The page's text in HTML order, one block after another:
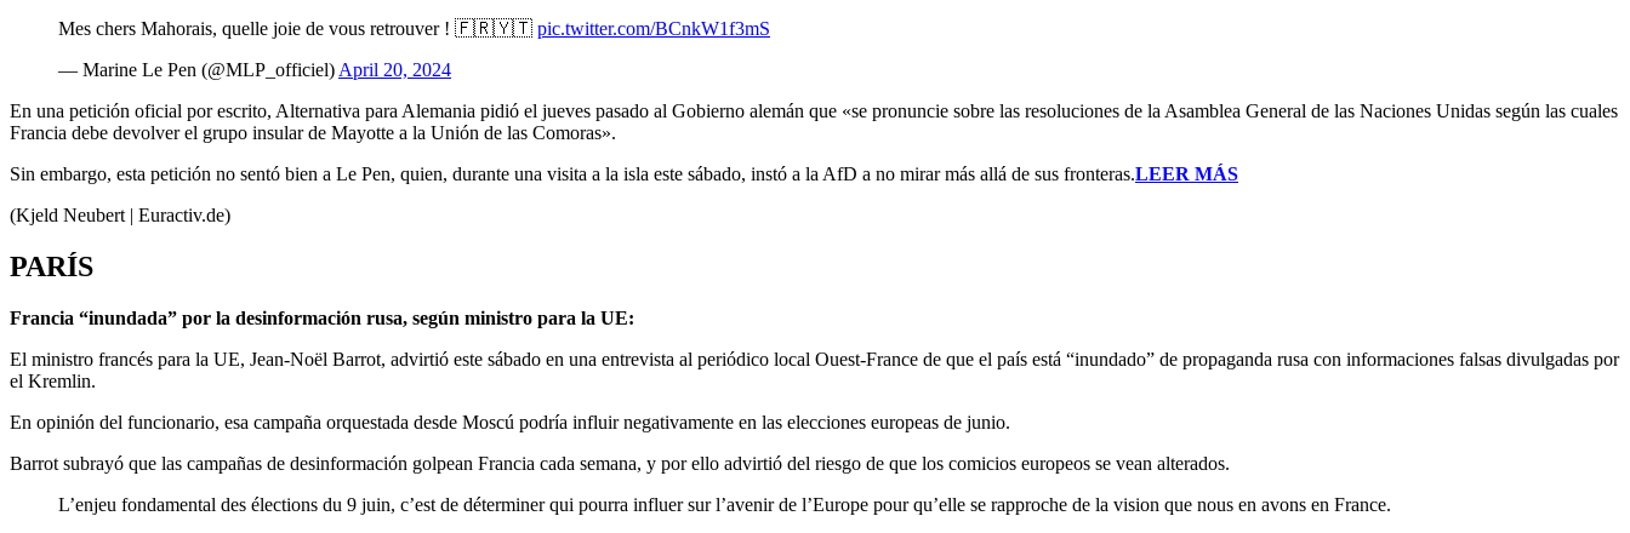
Mes chers Mahorais, quelle joie de vous retrouver ! 🇫🇷🇾🇹 pic.twitter.com/BCnkW1f3mS
— Marine Le Pen (@MLP_officiel) April 20, 2024
En una petición oficial por escrito, Alternativa para Alemania pidió el jueves pasado al Gobierno alemán que «se pronuncie sobre las resoluciones de la Asamblea General de las Naciones Unidas según las cuales
Francia debe devolver el grupo insular de Mayotte a la Unión de las Comoras».
Sin embargo, esta petición no sentó bien a Le Pen, quien, durante una visita a la isla este sábado, instó a la AfD a no mirar más allá de sus fronteras.LEER MÁS
(Kjeld Neubert | Euractiv.de)
PARÍS
Francia “inundada” por la desinformación rusa, según ministro para la UE:
El ministro francés para la UE, Jean-Noël Barrot, advirtió este sábado en una entrevista al periódico local Ouest-France de que el país está “inundado” de propaganda rusa con informaciones falsas divulgadas por
el Kremlin.
En opinión del funcionario, esa campaña orquestada desde Moscú podría influir negativamente en las elecciones europeas de junio.
Barrot subrayó que las campañas de desinformación golpean Francia cada semana, y por ello advirtió del riesgo de que los comicios europeos se vean alterados.
L’enjeu fondamental des élections du 9 juin, c’est de déterminer qui pourra influer sur l’avenir de l’Europe pour qu’elle se rapproche de la vision que nous en avons en France.